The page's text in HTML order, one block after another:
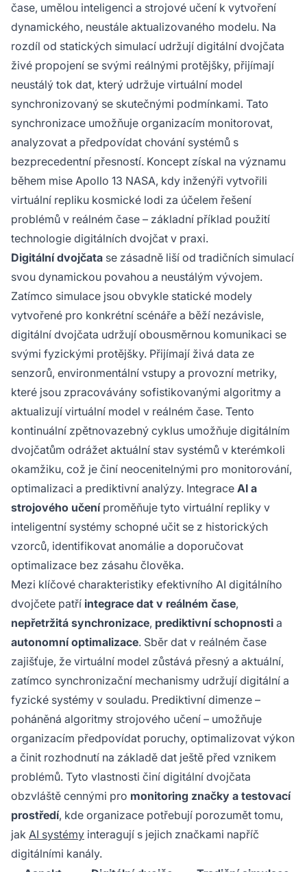
více využívají pro monitorování značky,
simulaci chování zákazníků a testování AI
systémů napříč odvětvími. Digitální dvojčata
integrují sběr dat, modelování, synchronizaci a
analýzy poháněné AI, aby poskytla prediktivní
informace a autonomní optimalizační
schopnosti.
čase, umělou inteligenci a strojové učení k vytvoření
dynamického, neustále aktualizovaného modelu. Na
rozdíl od statických simulací udržují digitální dvojčata
živé propojení se svými reálnými protějšky, přijímají
neustálý tok dat, který udržuje virtuální model
synchronizovaný se skutečnými podmínkami. Tato
synchronizace umožňuje organizacím monitorovat,
analyzovat a předpovídat chování systémů s
bezprecedentní přesností. Koncept získal na významu
během mise Apollo 13 NASA, kdy inženýři vytvořili
virtuální repliku kosmické lodi za účelem řešení
problémů v reálném čase – základní příklad použití
technologie digitálních dvojčat v praxi.
Digitální dvojčata se zásadně liší od tradičních simulací
svou dynamickou povahou a neustálým vývojem.
Zatímco simulace jsou obvykle statické modely
vytvořené pro konkrétní scénáře a běží nezávisle,
digitální dvojčata udržují obousměrnou komunikaci se
svými fyzickými protějšky. Přijímají živá data ze
senzorů, environmentální vstupy a provozní metriky,
které jsou zpracovávány sofistikovanými algoritmy a
aktualizují virtuální model v reálném čase. Tento
kontinuální zpětnovazebný cyklus umožňuje digitálním
dvojčatům odrážet aktuální stav systémů v kterémkoli
okamžiku, což je činí neocenitelnými pro monitorování,
optimalizaci a prediktivní analýzy. Integrace AI a
strojového učeníproměňuje tyto virtuální repliky v
inteligentní systémy schopné učit se z historických
vzorců, identifikovat anomálie a doporučovat
optimalizace bez zásahu člověka.
Mezi klíčové charakteristiky efektivního AI digitálního
dvojčete patří integrace dat v reálném čase,
nepřetržitá synchronizace, prediktivní schopnosti a
autonomní optimalizace. Sběr dat v reálném čase
zajišťuje, že virtuální model zůstává přesný a aktuální,
zatímco synchronizační mechanismy udržují digitální a
fyzické systémy v souladu. Prediktivní dimenze –
poháněná algoritmy strojového učení – umožňuje
organizacím předpovídat poruchy, optimalizovat výkon
a činit rozhodnutí na základě dat ještě před vznikem
problémů. Tyto vlastnosti činí digitální dvojčata
obzvláště cennými pro monitoring značky a testovací
prostředí, kde organizace potřebují porozumět tomu,
jak AI systémy interagují s jejich značkami napříč
digitálními kanály.